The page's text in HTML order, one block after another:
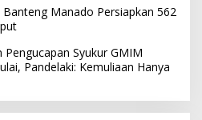
Manado Persiapkan 562
Pengucapan Syukur GMIM
Pandelaki: Kemuliaan Hanya